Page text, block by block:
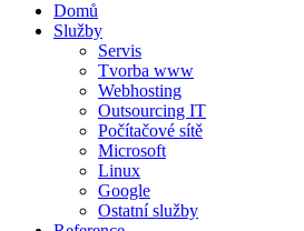
Domů
Služby
Servis
Tvorba www
Webhosting
Outsourcing IT
Počítačové sítě
Microsoft
Linux
Google
Ostatní služby